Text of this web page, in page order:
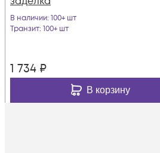
В наличии: 100+ шт
Транзит: 100+ шт
1 734 ₽
В корзину